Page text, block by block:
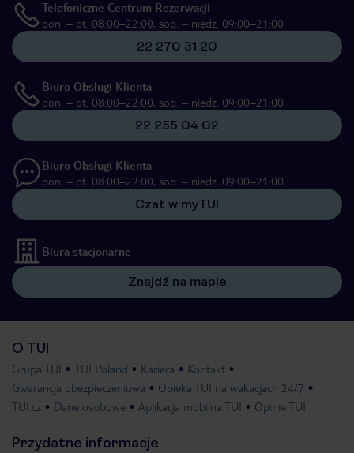
Telefoniczne Centrum Rezerwacji
pon. – pt. 08:00–22:00, sob. – niedz. 09:00–21:00
22 270 31 20
Biuro Obsługi Klienta
pon. – pt. 08:00–22:00, sob. – niedz. 09:00–21:00
22 255 04 02
Biuro Obsługi Klienta
pon. – pt. 08:00–22:00, sob. – niedz. 09:00–21:00
Czat w myTUI
Biura stacjonarne
Znajdź na mapie
O TUI
Grupa TUI TUI Poland Kariera
Kontakt
Gwarancja ubezpieczeniowa
Opieka TUI na wakacjach 24/7
TUI.cz
Dane osobowe Aplikacja mobilna TUI Opinie TUI
Przydatne informacje